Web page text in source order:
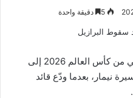
دقيقة واحدة
تحولت ليلة خروج المنتخب البرازيلي من كأس العالم 2026 إلى
نيمار، بعدما ودّع قائد